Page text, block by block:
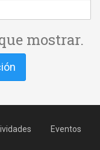
mostrar.
Eventos